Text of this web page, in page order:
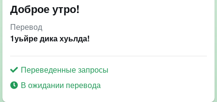
Доброе утро!
Перевод
1уьйре дика хуьлда!
Переведенные запросы
В ожидании перевода